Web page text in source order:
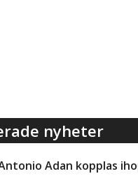
nyheter
Adan kopplas